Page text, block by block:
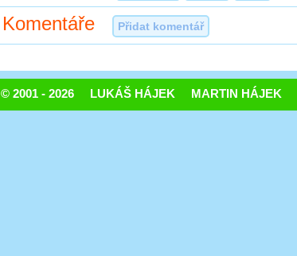
Komentáře Přidat komentář
© 2001 - 2026 LUKÁŠ HÁJEK MARTIN HÁJEK